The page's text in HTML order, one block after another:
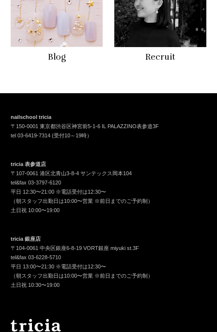
Blog Recruit
nailschool tricia
〒150-0001 東京都渋谷区神宮前5-1-6 IL PALAZZINO表参道3F
tel03-6419-7314 (受付10～19時）
tricia 表参道店
〒107-0061 港区北青山3-8-4 サンテックス岡本104
tel&fax03-3797-6120
平日 12:30〜21:00 ※電話受付は12:30〜
（朝スタッフ出勤日は10:00〜営業 ※前日までのご予約制）
土日祝 10:00〜19:00
tricia 銀座店
〒104-0061 中央区銀座6-8-19 VORT銀座 miyuki st.3F
tel&fax03-6228-5710
平日 13:00〜21:30 ※電話受付は12:30〜
（朝スタッフ出勤日は10:00〜営業 ※前日までのご予約制）
土日祝 10:30〜19:00